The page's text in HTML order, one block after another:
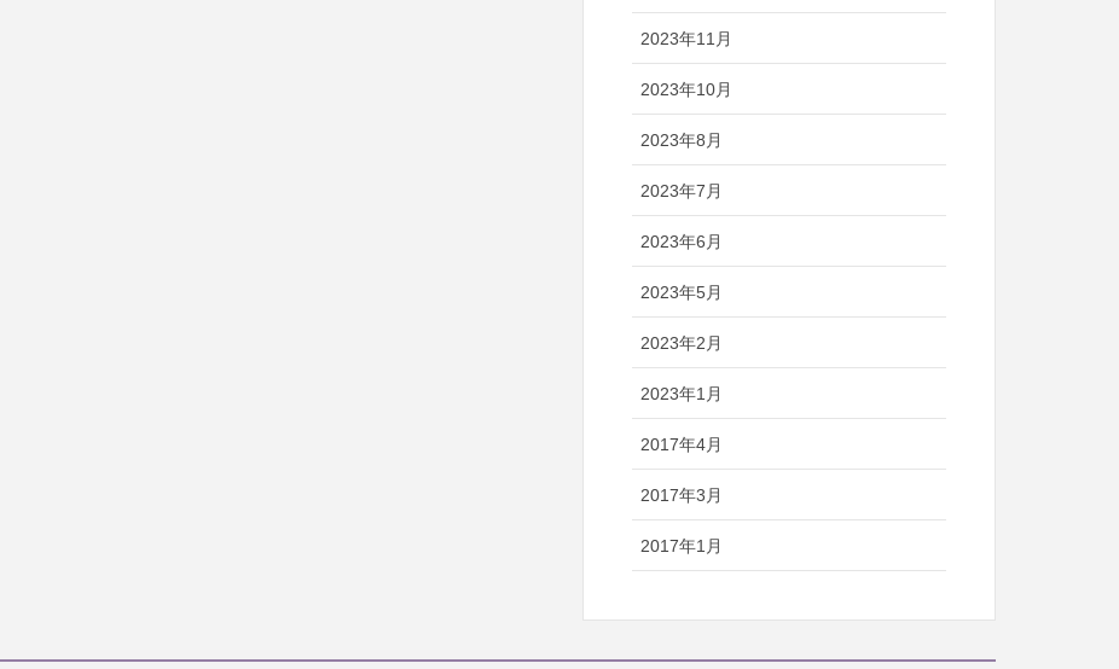
2023年11月
2023年10月
2023年8月
2023年7月
2023年6月
2023年5月
2023年2月
2023年1月
2017年4月
2017年3月
2017年1月